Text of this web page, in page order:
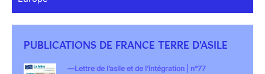
PUBLICATIONS DE FRANCE TERRE D'ASILE
Lettre de l’asile et de l’intégration | n°77